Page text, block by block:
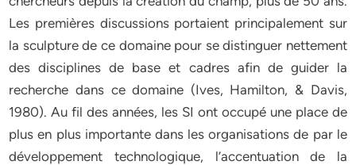
Les premières discussions portaient principalement sur
la sculpture de ce domaine pour se distinguer nettement
des disciplines de base et cadres afin de guider la
recherche dans ce domaine (Ives, Hamilton, & Davis,
1980). Au fil des années, les SI ont occupé une place de
plus en plus importante dans les organisations de par le
développement technologique, l’accentuation de la